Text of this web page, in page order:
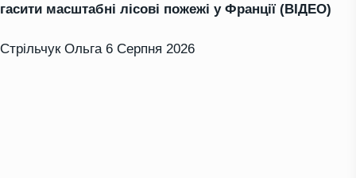
гасити масштабні лісові пожежі у Франції (ВІДЕО)
Стрільчук Ольга 6 Серпня 2026